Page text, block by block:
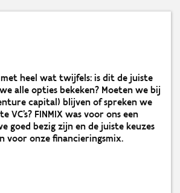
heel wat twijfels: is dit de juiste
alle opties bekeken? Moeten we bij
capital) blijven of spreken we
VC’s? FINMIX was voor ons een
goed bezig zijn en de juiste keuzes
voor onze financieringsmix.